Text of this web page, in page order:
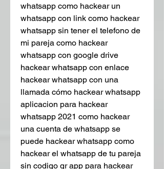
whatsapp como hackear un
whatsapp con link como hackear
whatsapp sin tener el telefono de
mi pareja como hackear
whatsapp con google drive
hackear whatsapp con enlace
hackear whatsapp con una
llamada cómo hackear whatsapp
aplicacion para hackear
whatsapp 2021 como hackear
una cuenta de whatsapp se
puede hackear whatsapp como
hackear el whatsapp de tu pareja
sin codigo qr app para hackear